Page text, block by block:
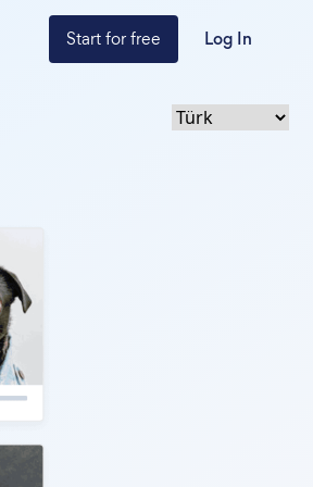
Start for free Log In